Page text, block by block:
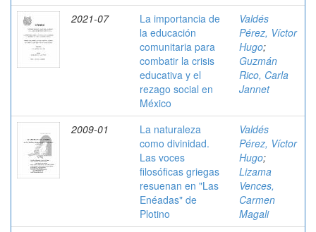
2021-07
La importancia de
la educación
comunitaria para
combatir la crisis
educativa y el
rezago social en
México
Valdés
Pérez, Víctor
Hugo;
Guzmán
Rico, Carla
Jannet
2009-01
La naturaleza
como divinidad.
Las voces
filosóficas griegas
resuenan en "Las
Enéadas" de
Plotino
Valdés
Pérez, Víctor
Hugo;
Lizama
Vences,
Carmen
Magali